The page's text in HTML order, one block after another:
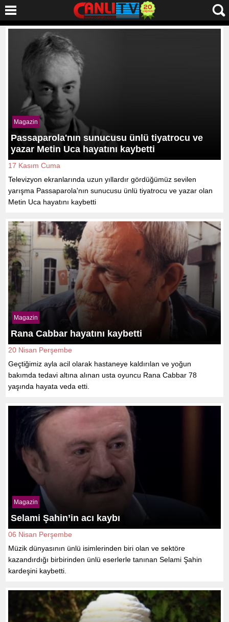
Magazin
Passaparola'nın sunucusu ünlü tiyatrocu ve
yazar Metin Uca hayatını kaybetti
17 Kasım Cuma
Televizyon ekranlarında uzun yıllardır gördüğümüz sevilen
yarışma Passaparola'nın sunucusu ünlü tiyatrocu ve yazar olan
Metin Uca hayatını kaybetti
Magazin
Rana Cabbar hayatını kaybetti
20 Nisan Perşembe
Geçtiğimiz ayla acil olarak hastaneye kaldırılan ve yoğun
bakımda tedavi altına alınan usta oyuncu Rana Cabbar 78
yaşında hayata veda etti.
Magazin
Selami Şahin’in acı kaybı
06 Nisan Perşembe
Müzik dünyasının ünlü isimlerinden biri olan ve sektöre
kazandırdığı birbirinden ünlü eserlerle tanınan Selami Şahin
kardeşini kaybetti.